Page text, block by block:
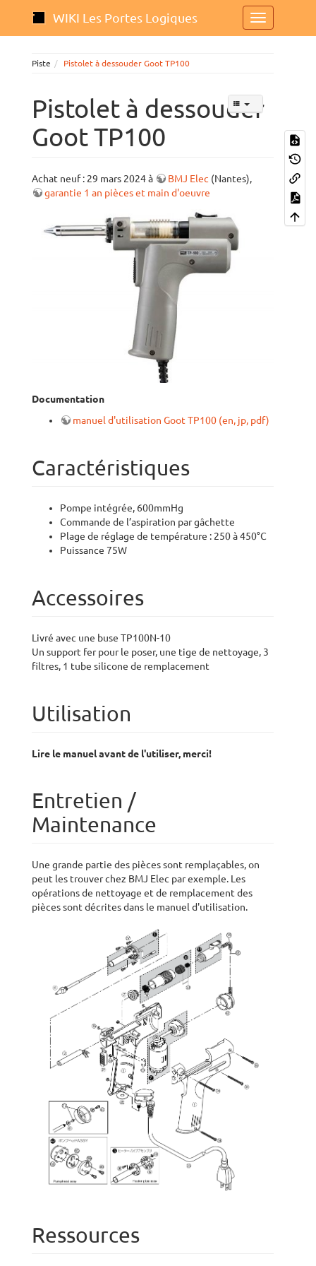
WIKI Les Portes Logiques
Piste Pistolet à dessouder Goot TP100
Pistolet à dessouder
Goot TP100
Achat neuf : 29 mars 2024 à BMJ Elec (Nantes),
garantie 1 an pièces et main d'oeuvre
Documentation
manuel d'utilisation Goot TP100 (en, jp, pdf)
Caractéristiques
Pompe intégrée, 600mmHg
Commande de l’aspiration par gâchette
Plage de réglage de température : 250 à 450°C
Puissance 75W
Accessoires
Livré avec une buse TP100N-10
Un support fer pour le poser, une tige de nettoyage, 3
filtres, 1 tube silicone de remplacement
Utilisation
Lire le manuel avant de l'utiliser, merci!
Entretien /
Maintenance
Une grande partie des pièces sont remplaçables, on
peut les trouver chez BMJ Elec par exemple. Les
opérations de nettoyage et de remplacement des
pièces sont décrites dans le manuel d'utilisation.
Ressources